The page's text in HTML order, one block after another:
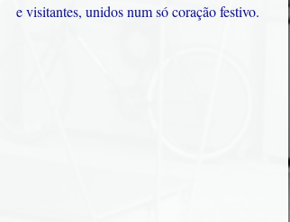
e visitantes, unidos num só coração festivo.